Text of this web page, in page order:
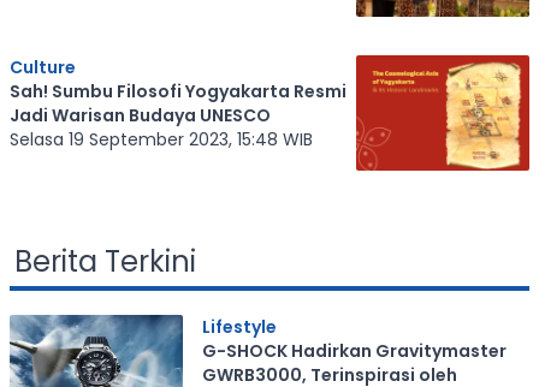
Culture
Sah! Sumbu Filosofi Yogyakarta Resmi
Jadi Warisan Budaya UNESCO
Selasa 19 September 2023, 15:48 WIB
Berita Terkini
Lifestyle
G-SHOCK Hadirkan Gravitymaster
GWRB3000, Terinspirasi oleh